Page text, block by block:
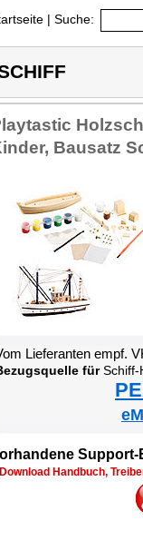
| Suche:
Bau­satz
Lie­fe­ran­ten empf.
fürSchiff-
Sup­port-
Hand­buch,